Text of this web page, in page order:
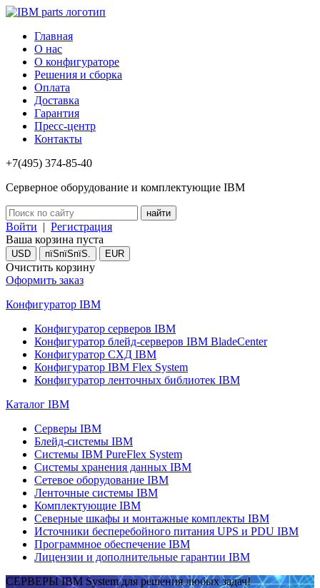
Главная
О нас
О конфигураторе
Решения и сборка
Оплата
Доставка
Гарантия
Пресс-центр
Контакты
+7(495) 374-85-40
Серверное оборудование и комплектующие IBM
Войти | Регистрация
Ваша корзина пуста
USD пїЅпїЅпїЅ. EUR
Очистить корзину
Оформить заказ
Конфигуратор IBM
Конфигуратор серверов IBM
Конфигуратор блейд-серверов IBM BladeCenter
Конфигуратор СХД IBM
Конфигуратор IBM Flex System
Конфигуратор ленточных библиотек IBM
Каталог IBM
Серверы IBM
Блейд-системы IBM
Системы IBM PureFlex System
Системы хранения данных IBM
Сетевое оборудование IBM
Ленточные системы IBM
Комплектующие IBM
Северные шкафы и монтажные комплекты IBM
Источники бесперебойного питания UPS и PDU IBM
Программное обеспечение IBM
Лицензии и дополнительные гарантии IBM
СЕРВЕРЫ IBM System для решения любых задач!